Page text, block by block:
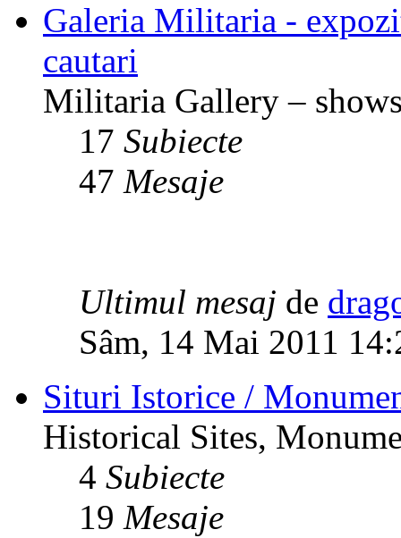
Galeria Militaria -
cautari
Militaria Gallery –
17 Subiecte
47 Mesaje
Ultimul mesaj de
Sâm, 14 Mai 2011
Situri Istorice /
Historical Sites,
4 Subiecte
19 Mesaje